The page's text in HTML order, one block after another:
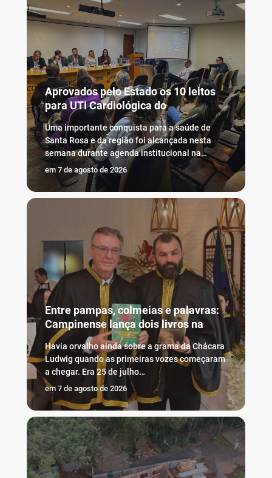
Aprovados pelo Estado os 10 leitos
para UTI Cardiológica do
Uma importante conquista para a saúde de
Santa Rosa e da região foi alcançada nesta
semana durante agenda institucional na…
em 7 de agosto de 2026
Entre pampas, colmeias e palavras:
Campinense lança dois livros na
Havia orvalho ainda sobre a grama da Chácara
Ludwig quando as primeiras vozes começaram
a chegar. Era 25 de julho…
em 7 de agosto de 2026